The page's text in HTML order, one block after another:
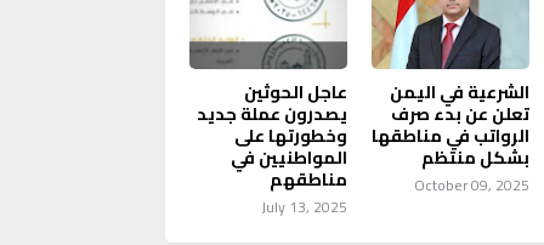
الشرعية في اليمن
تعلن عن بدء صرف
الرواتب في مناطقها
بشكل منتظم
October 09, 2025
عاجل الحوثين
يصدرون عملة جديد
وخطورتها على
المواطنيين في
مناطقهم
July 13, 2025